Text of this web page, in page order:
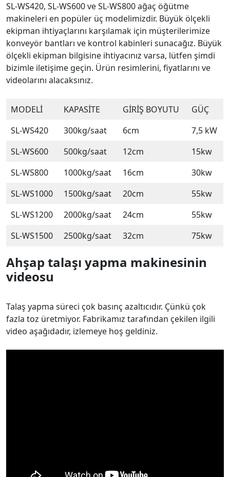
SL-WS420, SL-WS600 ve SL-WS800 ağaç öğütme
makineleri en popüler üç modelimizdir. Büyük ölçekli
ekipman ihtiyaçlarını karşılamak için müşterilerimize
konveyör bantları ve kontrol kabinleri sunacağız. Büyük
ölçekli ekipman bilgisine ihtiyacınız varsa, lütfen şimdi
bizimle iletişime geçin. Ürün resimlerini, fiyatlarını ve
videolarını alacaksınız.
MODELİ KAPASİTE GİRİŞ BOYUTU
GÜÇ
SL-WS420
300kg/saat 6cm
7,5 kW
SL-WS600
500kg/saat 12cm
15kw
SL-WS800
1000kg/saat 16cm
30kw
SL-WS1000
1500kg/saat 20cm
55kw
SL-WS1200
2000kg/saat 24cm
55kw
SL-WS1500
2500kg/saat 32cm 75kw
Ahşap talaşı yapma makinesinin
videosu
Talaş yapma süreci çok basınç azaltıcıdır. Çünkü çok
fazla toz üretmiyor. Fabrikamız tarafından çekilen ilgili
video aşağıdadır, izlemeye hoş geldiniz.